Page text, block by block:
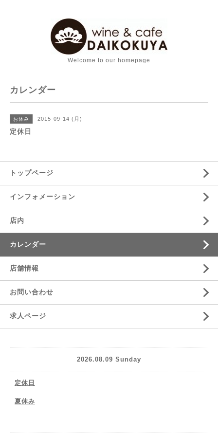
Welcome to our homepage
カレンダー
お休み 2015-09-14 (月)
定休日
トップページ
インフォメーション
店内
カレンダー
店舗情報
お問い合わせ
求人ページ
2026.08.09 Sunday
定休日
夏休み